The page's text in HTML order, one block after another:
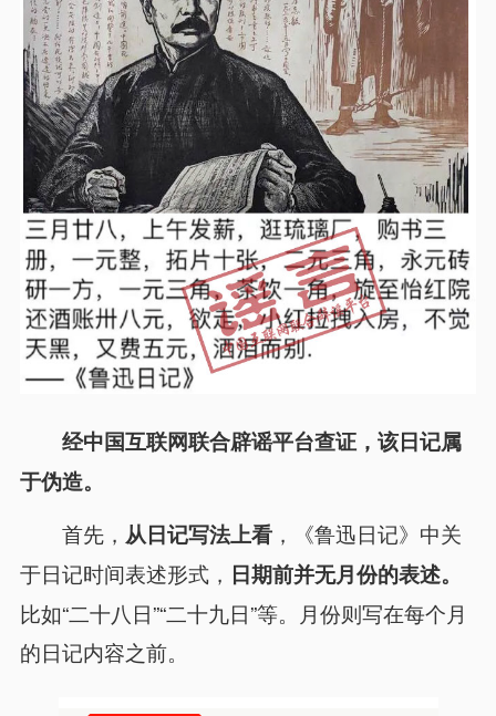
经中国互联网联合辟谣平台查证，该日记属
于伪造。
首先， 从日记写法上看，《鲁迅日记》中关
于日记时间表述形式， 日期前并无月份的表述。
比如“二十八日”“二十九日”等。月份则写在每个月
的日记内容之前。